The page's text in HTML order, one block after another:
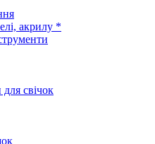
акрилу *
свічок